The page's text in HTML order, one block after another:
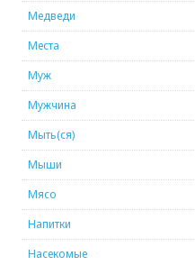
Медведи
Места
Муж
Мужчина
Мыть(ся)
Мыши
Мясо
Напитки
Насекомые